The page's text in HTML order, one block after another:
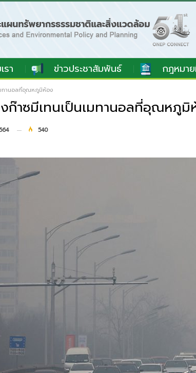
รา ข่าวประชาสัมพันธ์ กฎหมา
ทานอลที่อุณหภูมิห้อง
าซมีเทนเป็นเมทานอลที่อุณหภูมิ
540